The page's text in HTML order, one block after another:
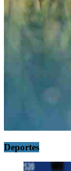
Deportes